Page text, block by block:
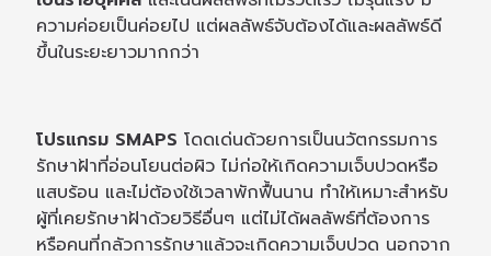
ความค่อยเป็นค่อยไป แต่ผลลัพธ์จับต้องได้และผลลัพธ์ดี
ขึ้นในระยะยาวมากกว่า
โปรแกรม SMAPSโดดเด่นด้วยการเป็นนวัตกรรมการ
รักษาฝ้าที่อ่อนโยนต่อผิว ไม่ก่อให้เกิดความเจ็บปวดหรือ
แสบร้อน และไม่ต้องใช้เวลาพักฟื้นนาน ทำให้เหมาะสำหรับ
ผู้ที่เคยรักษาฝ้าด้วยวิธีอื่นๆ แต่ไม่ได้ผลลัพธ์ที่ต้องการ
หรือคนที่กลัวการรักษาแล้วจะเกิดความเจ็บปวด นอกจาก